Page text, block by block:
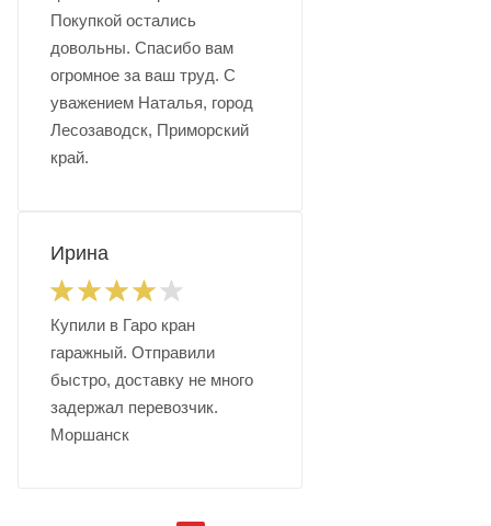
Покупкой остались
довольны. Спасибо вам
огромное за ваш труд. С
уважением Наталья, город
Лесозаводск, Приморский
край.
Ирина
Купили в Гаро кран
гаражный. Отправили
быстро, доставку не много
задержал перевозчик.
Моршанск